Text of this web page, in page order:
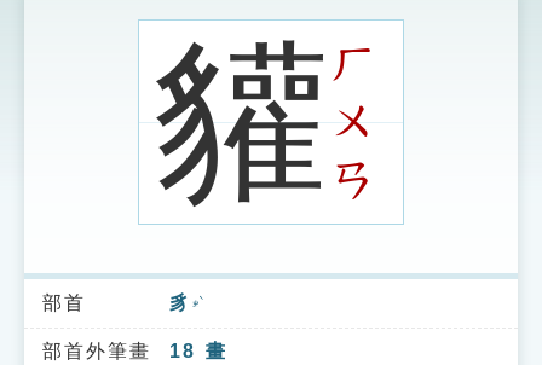
索引選單
知識索引
示
貛ㄏ
ㄨ
ㄢ
部首 豸 ㄓˋ
部首外筆畫 18 畫